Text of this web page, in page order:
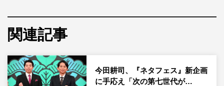
使降臨」「女の子みたい！ それにしても、有吉さん変わ
っていないなあ。このまま成長されるってある意味奇
跡‼️」「可愛い以外の言葉が思い浮かばないです」「安達
祐実ちゃんかと…」などのコメントが寄せられている。
有吉弘行公式Instagram：
関連記事
今田耕司、『ネタフェス』新企画
に手応え「次の第七世代が…